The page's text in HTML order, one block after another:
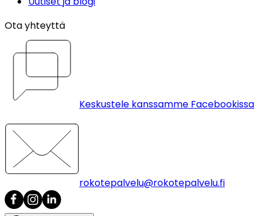
Ota yhteyttä
Keskustele kanssamme Facebookissa
rokotepalvelu@rokotepalvelu.fi